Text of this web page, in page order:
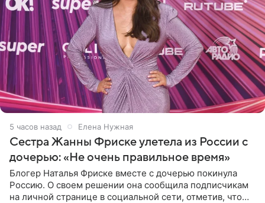
5 часов назад Елена Нужная
Сестра Жанны Фриске улетела из России с
дочерью: «Не очень правильное время»
Блогер Наталья Фриске вместе с дочерью покинула
Россию. О своем решении она сообщила подписчикам
на личной странице в социальной сети, отметив, что